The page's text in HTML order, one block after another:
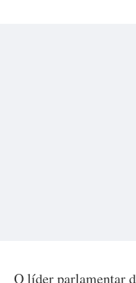
O líder parlamentar